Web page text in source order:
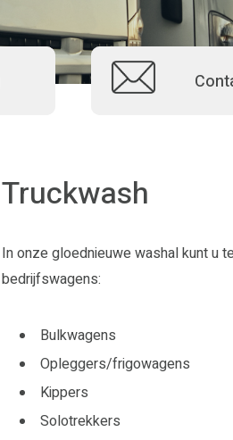
Truckwash
In onze gloednieuwe washal kunt u
bedrijfswagens:
Bulkwagens
Opleggers/frigowagens
Kippers
Solotrekkers